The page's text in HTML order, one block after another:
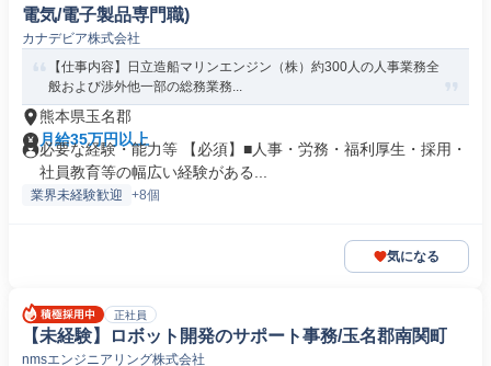
電気/電子製品専門職)
カナデビア株式会社
【仕事内容】日立造船マリンエンジン（株）約300人の人事業務全
般および渉外他一部の総務業務...
熊本県玉名郡
月給35万円以上
必要な経験・能力等 【必須】■人事・労務・福利厚生・採用・
社員教育等の幅広い経験がある...
業界未経験歓迎 +8個
気になる
正社員
【未経験】ロボット開発のサポート事務/玉名郡南関町
nmsエンジニアリング株式会社